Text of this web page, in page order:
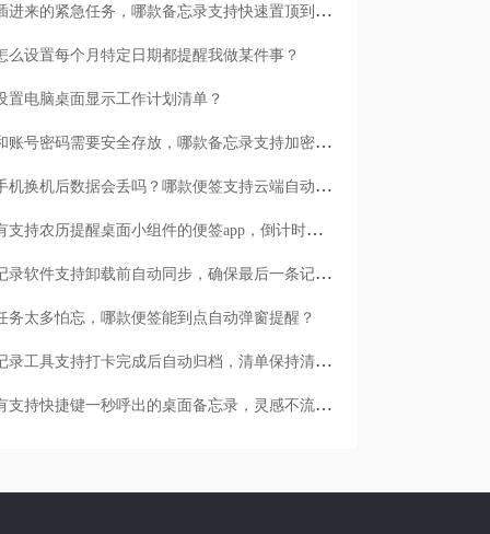
临时插进来的紧急任务，哪款备忘录支持快速置顶到清单首位？
么设置每个月特定日期都提醒我做某件事？
置电脑桌面显示工作计划清单？
日记和账号密码需要安全存放，哪款备忘录支持加密保护？
安卓手机换机后数据会丢吗？哪款便签支持云端自动备份？
有没有支持农历提醒桌面小组件的便签app，倒计时一目了然
哪款记录软件支持卸载前自动同步，确保最后一条记录不丢失？
务太多怕忘，哪款便签能到点自动弹窗提醒？
哪款记录工具支持打卡完成后自动归档，清单保持清爽？
有没有支持快捷键一秒呼出的桌面备忘录，灵感不流失？